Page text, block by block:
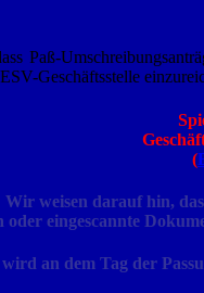
Paß-
Geschäftsstelle
(
Wir weisen darauf hin,
oder eingescannte
an dem Tag der